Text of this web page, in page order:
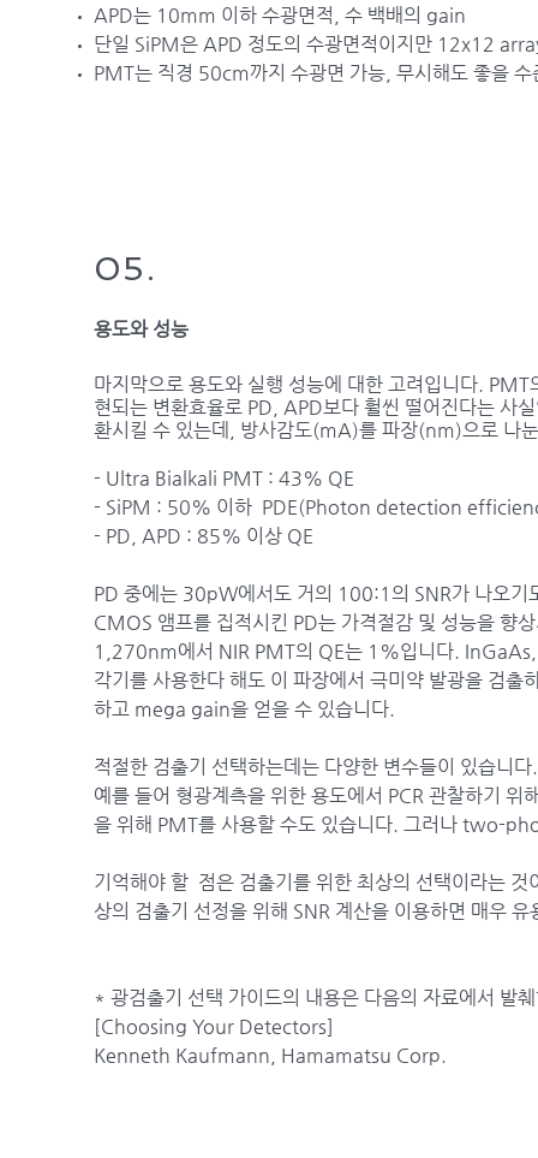
APD는 10mm 이하 수광면적, 수 백배의 gain
단일 SiPM은 APD 정도의 수광면적이지만 12x12
PMT는 직경 50cm까지 수광면 가능, 무시해도 좋을
05.
용도와 성능​
마지막으로 용도와 실행 성능에 대한 고려입니다. PMT
현되는 변환효율로 PD, APD보다 훨씬 떨어진다는
환시킬 수 있는데, 방사감도(mA)를 파장(nm)으로 나
- Ultra Bialkali PMT : 43% QE
- SiPM : 50% 이하 PDE(Photon detection
- PD, APD : 85% 이상 QE
PD 중에는 30pW에서도 거의 100:1의 SNR가 나오기
CMOS 앰프를 집적시킨 PD는 가격절감 및 성능을 향
1,270nm에서 NIR PMT의 QE는 1%입니다.
각기를 사용한다 해도 이 파장에서 극미약 발광을 검
하고 mega gain을 얻을 수 있습니다.
적절한 검출기 선택하는데는 다양한 변수들이 있습니다.
예를 들어 형광계측을 위한 용도에서 PCR 관찰하기
을 위해 PMT를 사용할 수도 있습니다. 그러나 two-
기억해야 할 점은 검출기를 위한 최상의 선택이라는
상의 검출기 선정을 위해 SNR 계산을 이용하면 매우 유
* 광검출기 선택 가이드의 내용은 다음의 자료에서 발
[Choosing Your Detectors]
Kenneth Kaufmann, Hamamatsu Corp.